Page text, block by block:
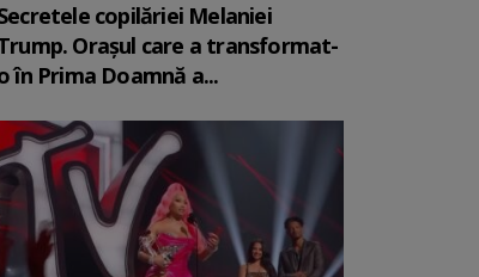
copilăriei Melaniei
Orașul care a transformat-
în Prima Doamnă a...